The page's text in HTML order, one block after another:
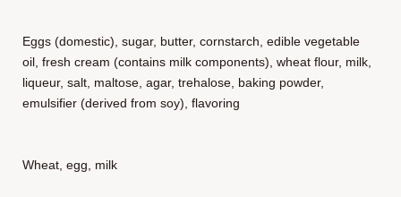
Eggs (domestic), sugar, butter, cornstarch, edible vegetable
oil, fresh cream (contains milk components), wheat flour, milk,
liqueur, salt, maltose, agar, trehalose, baking powder,
emulsifier (derived from soy), flavoring
Wheat, egg, milk